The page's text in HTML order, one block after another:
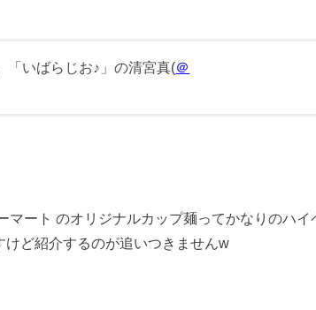
「いばらじお♪」の清宮真(＠
マート のオリジナルカップ麺ってかなりのハイ
ど紹介するのが追いつきませんw